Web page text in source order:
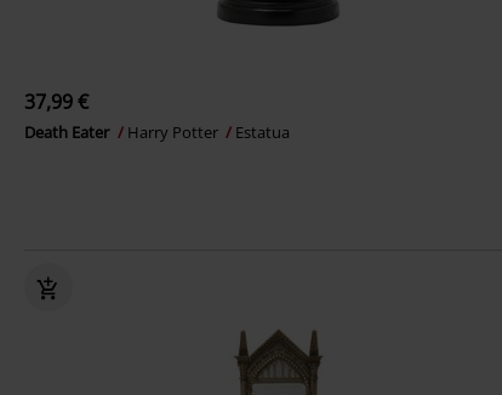
37,99 €
Death Eater Harry Potter Estatua